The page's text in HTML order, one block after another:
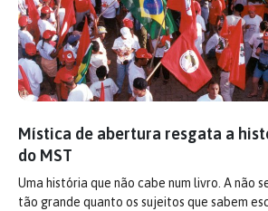
Mística de abertura resgata a
do MST
Uma história que não cabe num livro. A não
tão grande quanto os sujeitos que sabem